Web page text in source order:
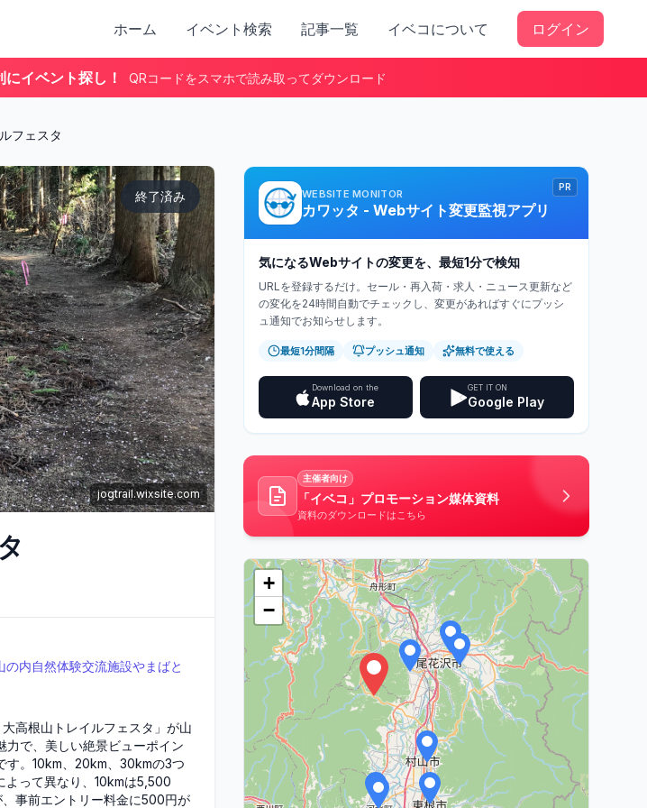
ホーム イベント検索 記事一覧 イベコについて ログイン
イベント探し！ QRコードをスマホで読み取ってダウンロード
フェスタ
jogtrail.wixsite.com
終了済み
の内自然体験交流施設やまばと
高根山トレイルフェスタ」が山
で、美しい絶景ビューポイン
す。10km、20km、30kmの3つ
よって異なり、10kmは5,500
事前エントリー料金に500円が
PR
WEBSITE MONITOR
カワッタ - Webサイト変更監視アプリ
気になるWebサイトの変更を、最短1分で検知
URLを登録するだけ。セール・再入荷・求人・ニュース更新など
の変化を24時間自動でチェックし、変更があればすぐにプッシ
ュ通知でお知らせします。
最短1分間隔 プッシュ通知 無料で使える
Download on the
App Store
GET IT ON
Google Play
主催者向け
「イベコ」プロモーション媒体資料
資料のダウンロードはこちら
+
−